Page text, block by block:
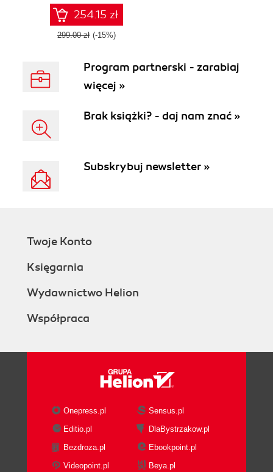
254.15 zł
299.00 zł (-15%)
Program partnerski - zarabiaj
więcej »
Brak książki? - daj nam znać »
Subskrybuj newsletter »
Twoje Konto
Księgarnia
Wydawnictwo Helion
Współpraca
Onepress.pl
Sensus.pl
Editio.pl
DlaBystrzakow.pl
Bezdroza.pl
Ebookpoint.pl
Videopoint.pl
Beya.pl